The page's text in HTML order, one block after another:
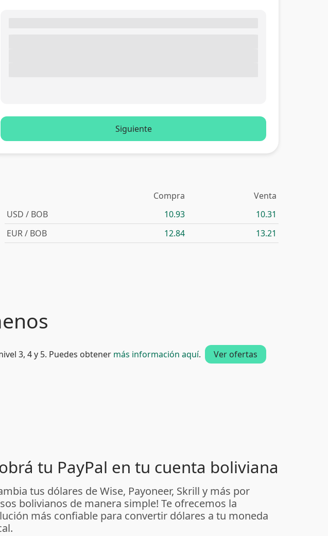
Siguiente
Compra
Venta
USD / BOB
10.93
10.31
EUR / BOB
12.84 13.21
3, 4 y 5. Puedes obtener más información aquí. Ver ofertas
tu PayPal en tu cuenta boliviana
tus dólares de Wise, Payoneer, Skrill y más por
bolivianos de manera simple! Te ofrecemos la
más confiable para convertir dólares a tu moneda